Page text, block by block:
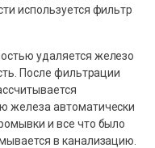
используется фильтр
удаляется железо
После фильтрации
железа автоматически
и все что было
в канализацию.